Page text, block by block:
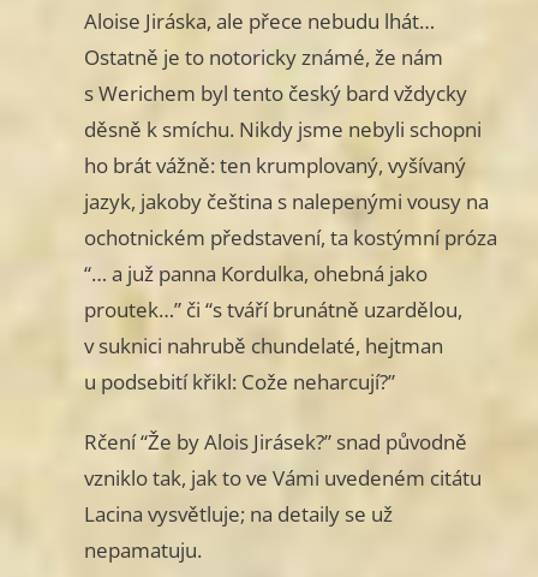
Aloise Jiráska, ale přece nebudu lhát…
Ostatně je to notoricky známé, že nám
s Werichem byl tento český bard vždycky
děsně k smíchu. Nikdy jsme nebyli schopni
ho brát vážně: ten krumplovaný, vyšívaný
jazyk, jakoby čeština s nalepenými vousy na
ochotnickém představení, ta kostýmní próza
“… a juž panna Kordulka, ohebná jako
proutek…” či “s tváří brunátně uzardělou,
v suknici nahrubě chundelaté, hejtman
u podsebití křikl: Cože neharcují?”
Rčení “Že by Alois Jirásek?” snad původně
vzniklo tak, jak to ve Vámi uvedeném citátu
Lacina vysvětluje; na detaily se už
nepamatuju.